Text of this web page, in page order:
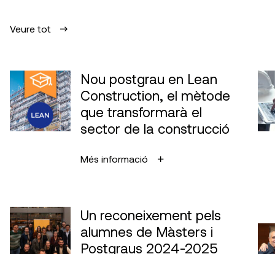
Veure tot
Nou postgrau en Lean
Construction, el mètode
que transformarà el
sector de la construcció
Més informació
Un reconeixement pels
alumnes de Màsters i
Postgraus 2024-2025